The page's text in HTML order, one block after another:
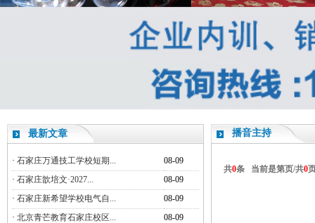
最新文章
· 石家庄万通技工学校短期...
08-09
· 石家庄歆培文·2027...
08-09
· 石家庄新希望学校电气自...
08-09
· 北京青芒教育石家庄校区...
08-09
播音主持
共0条 当前是第页/共0